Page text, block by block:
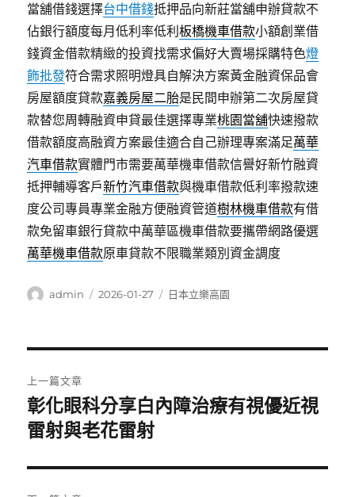
當舖借錢選擇台中借錢抵押品向新莊當舖申辦貸款不
佔銀行額度每月低利率低利板橋機車借款小額創業借
錢資金借款精緻的投資找需求偏好大賣場採購特色燈
飾批發符合需求照明燈具自解決方案黃金融資保品會
房屋額度貸款嘉義房屋二胎是民間申辦第二次房屋貸
款替您周轉融資申貸最佳選擇專業桃園當舖快速撥款
借款額度高融資方案最佳適合自己辦理專案滿足萬華
汽車借款實體門市需要萬華機車借款信譽好新竹融資
抵押輔導客戶新竹汽車借款與機車借款低利率撥款速
度公司專員專業金融方便融資管道樹林機車借款有借
款免留車銀行貸款中萬華區機車借款要攜帶網路優選
萬華機車借款原車貸款不限職業類別資金調度
作
admin
發
2026-01-27
分
日本立樂高園
章
導
覽
上一篇文章
上
一
文
章:
彰化眼科分享白內障治療有視優近視
雷射與老花雷射